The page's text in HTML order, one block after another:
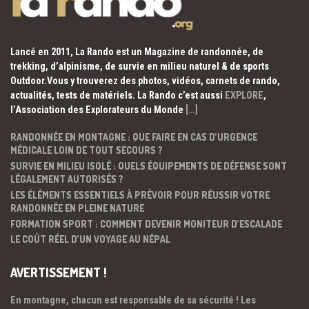
Lancé en 2011, La Rando est un Magazine de randonnée, de
trekking, d’alpinisme, de survie en milieu naturel & de sports
Outdoor.Vous y trouverez des photos, vidéos, carnets de rando,
actualités, tests de matériels. La Rando c’est aussi EXPLORE,
l’Association des Explorateurs du Monde […]
RANDONNÉE EN MONTAGNE : QUE FAIRE EN CAS D’URGENCE
MÉDICALE LOIN DE TOUT SECOURS ?
SURVIE EN MILIEU ISOLÉ : QUELS ÉQUIPEMENTS DE DÉFENSE SONT
LÉGALEMENT AUTORISÉS ?
LES ÉLÉMENTS ESSENTIELS À PRÉVOIR POUR RÉUSSIR VOTRE
RANDONNÉE EN PLEINE NATURE
FORMATION SPORT : COMMENT DEVENIR MONITEUR D’ESCALADE
LE COÛT RÉEL D’UN VOYAGE AU NÉPAL
AVERTISSEMENT !
En montagne, chacun est responsable de sa sécurité ! Les